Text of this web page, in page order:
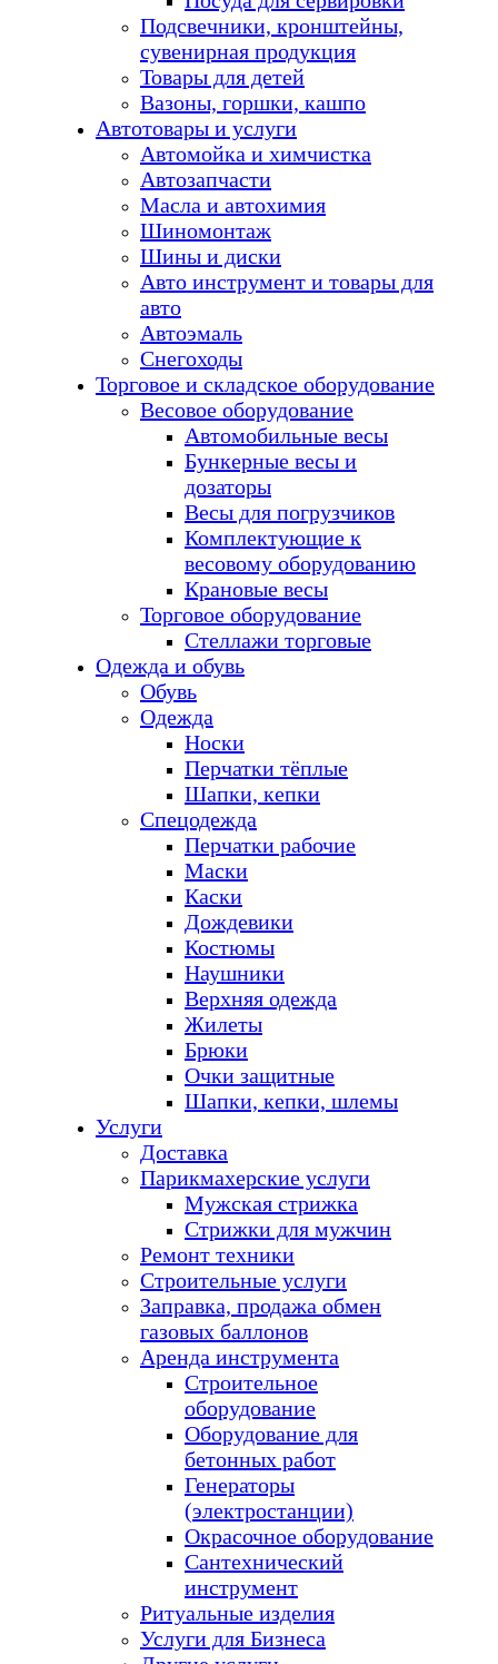
Подсвечники, кронштейны,
сувенирная продукция
Товары для детей
Вазоны, горшки, кашпо
Автотовары и услуги
Автомойка и химчистка
Автозапчасти
Масла и автохимия
Шиномонтаж
Шины и диски
Авто инструмент и товары для
авто
Автоэмаль
Снегоходы
Торговое и складское оборудование
Весовое оборудование
Автомобильные весы
Бункерные весы и
дозаторы
Весы для погрузчиков
Комплектующие к
весовому оборудованию
Крановые весы
Торговое оборудование
Стеллажи торговые
Одежда и обувь
Обувь
Одежда
Носки
Перчатки тёплые
Шапки, кепки
Спецодежда
Перчатки рабочие
Маски
Каски
Дождевики
Костюмы
Наушники
Верхняя одежда
Жилеты
Брюки
Очки защитные
Шапки, кепки, шлемы
Услуги
Доставка
Парикмахерские услуги
Мужская стрижка
Стрижки для мужчин
Ремонт техники
Строительные услуги
Заправка, продажа обмен
газовых баллонов
Аренда инструмента
Строительное
оборудование
Оборудование для
бетонных работ
Генераторы
(электростанции)
Окрасочное оборудование
Сантехнический
инструмент
Ритуальные изделия
Услуги для Бизнеса